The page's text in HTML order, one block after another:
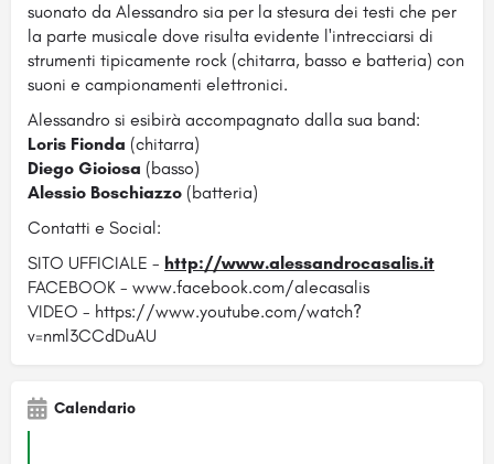
suonato da Alessandro sia per la stesura dei testi che per
la parte musicale dove risulta evidente l'intrecciarsi di
strumenti tipicamente rock (chitarra, basso e batteria) con
suoni e campionamenti elettronici.
Alessandro si esibirà accompagnato dalla sua band:
Loris Fionda (chitarra)
Diego Gioiosa (basso)
Alessio Boschiazzo (batteria)
Contatti e Social:
SITO UFFICIALE - http://www.alessandrocasalis.it
FACEBOOK - www.facebook.com/alecasalis
VIDEO - https://www.youtube.com/watch?
v=nml3CCdDuAU
Calendario